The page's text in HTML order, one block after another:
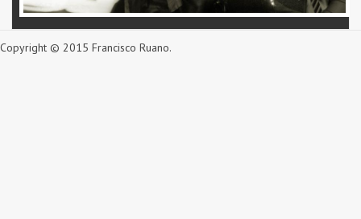
Copyright © 2015 Francisco Ruano.